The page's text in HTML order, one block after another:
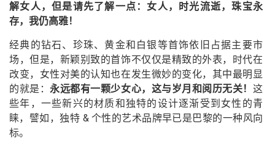
解女人，但是请先了解一点：女人，时光流逝，珠宝永
存，我仍高雅！
经典的钻石、珍珠、黄金和白银等首饰依旧占据主要市
场，但是，新颖别致的首饰不仅仅是精致的外表，时代在
改变，女性对美的认知也在发生微妙的变化，其中最明显
的就是：永远都有一颗少女心，这与岁月和阅历无关！这
些年，一些新兴的材质和独特的设计逐渐受到女性的青
睐，譬如，独特 & 个性的艺术品牌早已是巴黎的一种风向
标。